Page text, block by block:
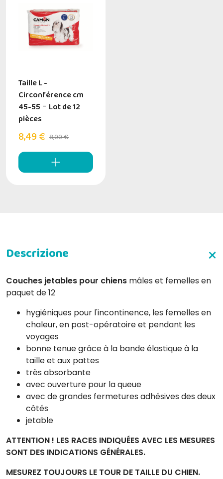
Taille L -
Circonférence cm
45-55 - Lot de 12
pièces
8,49 € 8,99 €
Couches jetables pour chiens mâles et femelles en
paquet de 12
hygiéniques pour l'incontinence, les femelles en
chaleur, en post-opératoire et pendant les
voyages
bonne tenue grâce à la bande élastique à la
taille et aux pattes
très absorbante
avec ouverture pour la queue
avec de grandes fermetures adhésives des deux
côtés
jetable
ATTENTION ! LES RACES INDIQUÉES AVEC LES MESURES
SONT DES INDICATIONS GÉNÉRALES.
MESUREZ TOUJOURS LE TOUR DE TAILLE DU CHIEN.